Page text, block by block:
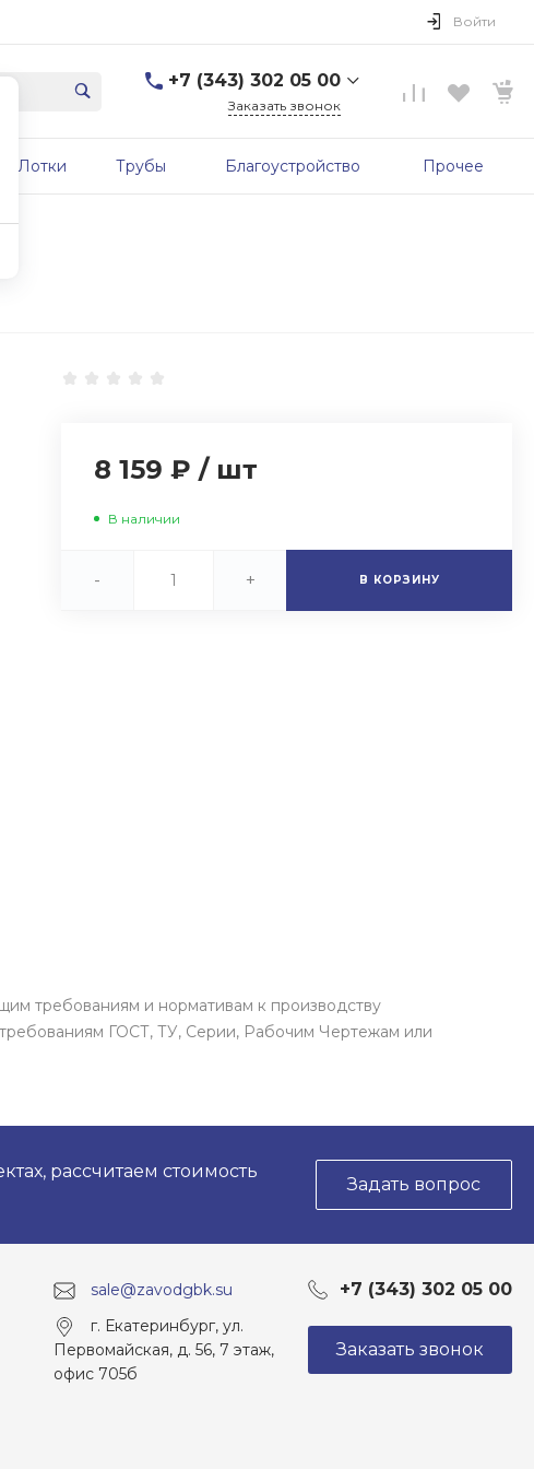
Войти
+7 (343) 302 05 00
г. Екатеринбург, ул.
Заказать звонок
Лотки Трубы Благоустройство Прочее
8 159 ₽ / шт
В наличии
- + В КОРЗИНУ
требованиям и нормативам к производству
ГОСТ, ТУ, Серии, Рабочим Чертежам или
рассчитаем стоимость
Задать вопрос
sale@zavodgbk.su +7 (343) 302 05 00
г. Екатеринбург, ул.
Первомайская, д. 56, 7 этаж,
офис 705б
Заказать звонок